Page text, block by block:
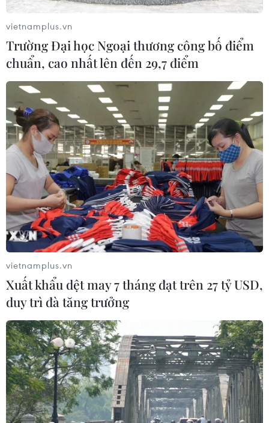
TIN CÙNG CHUYÊN MỤC
Chiến dịch siết nhập cư của Mỹ tăng
tốc, ICE bắt giữ 51.000 người
09/08/2026 06:56
Bạn bè Canada chia sẻ về giá trị độc
lập, tự chủ của Việt Nam
09/08/2026 05:13
Người từng là luật sư riêng của Tổng
vietnamplus.vn
Trường Đại học Ngoại thương công bố điểm
chuẩn, cao nhất lên đến 29,7 điểm
vietnamplus.vn
Xuất khẩu dệt may 7 tháng đạt trên 27 tỷ USD,
duy trì đà tăng trưởng